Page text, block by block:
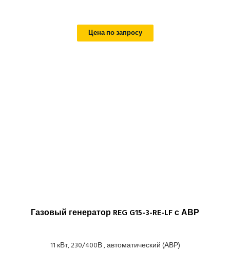
Цена по запросу
Газовый генератор REG G15-3-RE-LF с АВР
11 кВт, 230/400В , автоматический (АВР)